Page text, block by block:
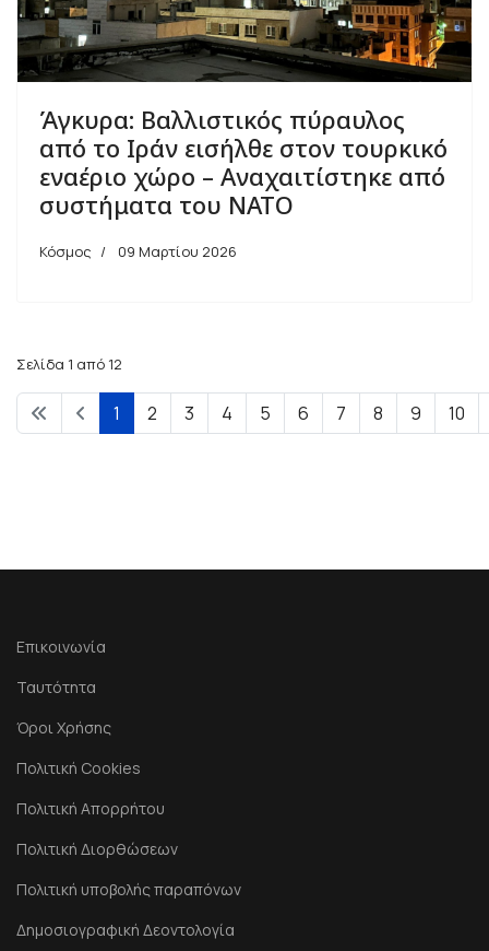
Άγκυρα: Βαλλιστικός πύραυλος
από το Ιράν εισήλθε στον τουρκικό
εναέριο χώρο – Αναχαιτίστηκε από
συστήματα του ΝΑΤΟ
Κόσμος 09 Μαρτίου 2026
Σελίδα 1 από 12
1 2 3 4 5 6 7 8 9 10
Επικοινωνία
Ταυτότητα
Όροι Χρήσης
Πολιτική Cookies
Πολιτική Απορρήτου
Πολιτική Διορθώσεων
Πολιτική υποβολής παραπόνων
Δημοσιογραφική Δεοντολογία